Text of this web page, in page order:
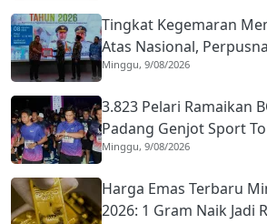
Tingkat Kegemaran
Atas Nasional,
Puas
Minggu, 9/08/2026
3.823 Pelari Ramaikan
Padang Genjot Sport
Mancanegara
Minggu, 9/08/2026
Harga Emas Terbaru
2026: 1 Gram Naik Jadi